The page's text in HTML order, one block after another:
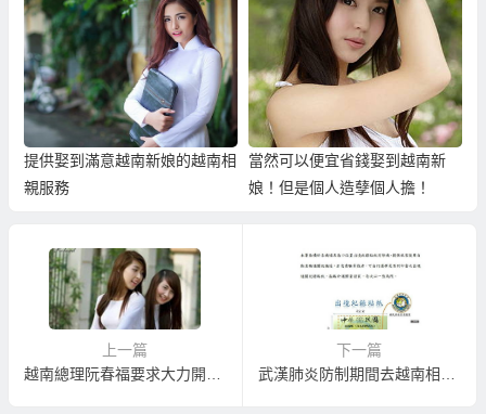
提供娶到滿意越南新娘的越南相
親服務
當然可以便宜省錢娶到越南新
娘！但是個人造孽個人擔！
上一篇
下一篇